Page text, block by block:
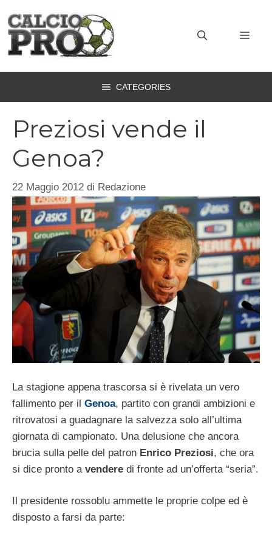
contenuto
CATEGORIES
Preziosi vende il
Genoa?
22 Maggio 2012 di Redazione
La stagione appena trascorsa si è rivelata un vero
fallimento per il Genoa, partito con grandi ambizioni e
ritrovatosi a guadagnare la salvezza solo all’ultima
giornata di campionato. Una delusione che ancora
brucia sulla pelle del patron Enrico Preziosi, che ora
si dice pronto a vendere di fronte ad un’offerta “seria”.
Il presidente rossoblu ammette le proprie colpe ed è
disposto a farsi da parte: